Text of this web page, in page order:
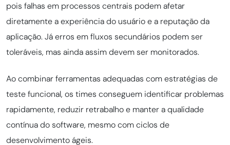
pois falhas em processos centrais podem afetar
diretamente a experiência do usuário e a reputação da
aplicação. Já erros em fluxos secundários podem ser
toleráveis, mas ainda assim devem ser monitorados.
Ao combinar ferramentas adequadas com estratégias de
teste funcional, os times conseguem identificar problemas
rapidamente, reduzir retrabalho e manter a qualidade
contínua do software, mesmo com ciclos de
desenvolvimento ágeis.